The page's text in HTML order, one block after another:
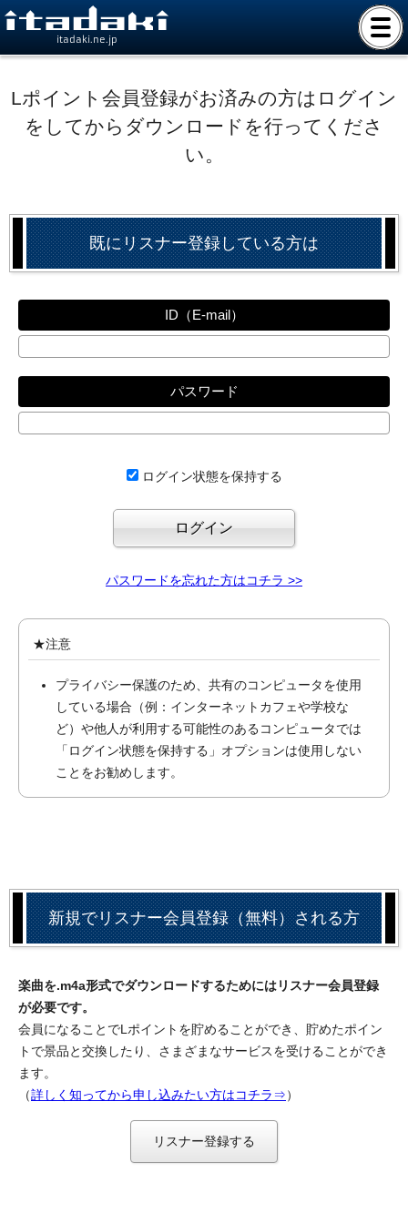
itadaki.ne.jp
Lポイント会員登録がお済みの方はログイン
をしてからダウンロードを行ってくださ
い。
既にリスナー登録している方は
ID（E-mail）
パスワード
ログイン状態を保持する
パスワードを忘れた方はコチラ >>
★注意
プライバシー保護のため、共有のコンピュータを使用
している場合（例：インターネットカフェや学校な
ど）や他人が利用する可能性のあるコンピュータでは
「ログイン状態を保持する」オプションは使用しない
ことをお勧めします。
新規でリスナー会員登録（無料）される方
楽曲を.m4a形式でダウンロードするためにはリスナー会員登録
が必要です。
会員になることでLポイントを貯めることができ、貯めたポイン
トで景品と交換したり、さまざまなサービスを受けることができ
ます。
（詳しく知ってから申し込みたい方はコチラ⇒）
リスナー登録する